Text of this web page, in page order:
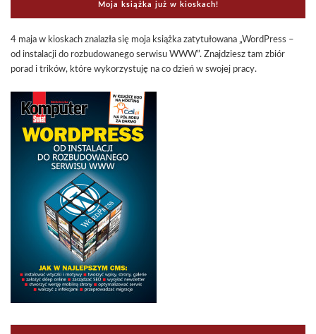
Moja książka już w kioskach!
4 maja w kioskach znalazła się moja książka zatytułowana „WordPress –
od instalacji do rozbudowanego serwisu WWW”. Znajdziesz tam zbiór
porad i trików, które wykorzystuję na co dzień w swojej pracy.